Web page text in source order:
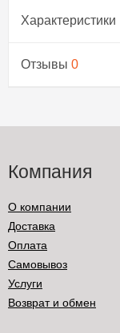
Характеристики
Отзывы 0
Компания
О компании
Доставка
Оплата
Самовывоз
Услуги
Возврат и обмен